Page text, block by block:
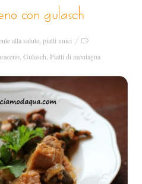
con gulasch
alla salute piatti unici
Gulasch Piatti di montagna